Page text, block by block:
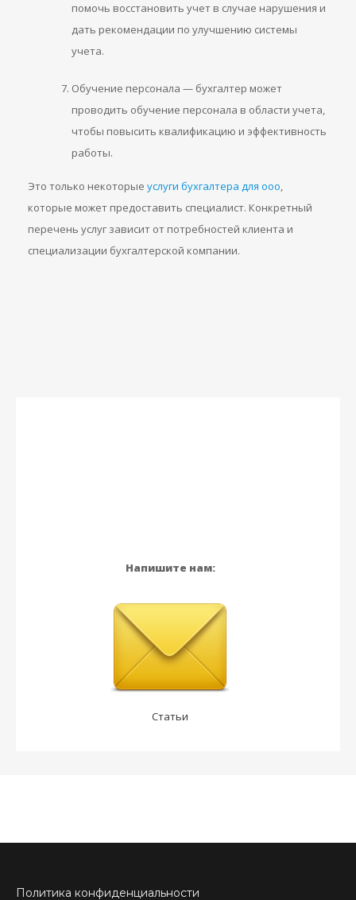
помочь восстановить учет в случае нарушения и
дать рекомендации по улучшению системы
учета.
Обучение персонала — бухгалтер может
проводить обучение персонала в области учета,
чтобы повысить квалификацию и эффективность
работы.
Это только некоторые услуги бухгалтера для ооо,
которые может предоставить специалист. Конкретный
перечень услуг зависит от потребностей клиента и
специализации бухгалтерской компании.
Напишите нам:
Статьи
Политика конфиденциальности